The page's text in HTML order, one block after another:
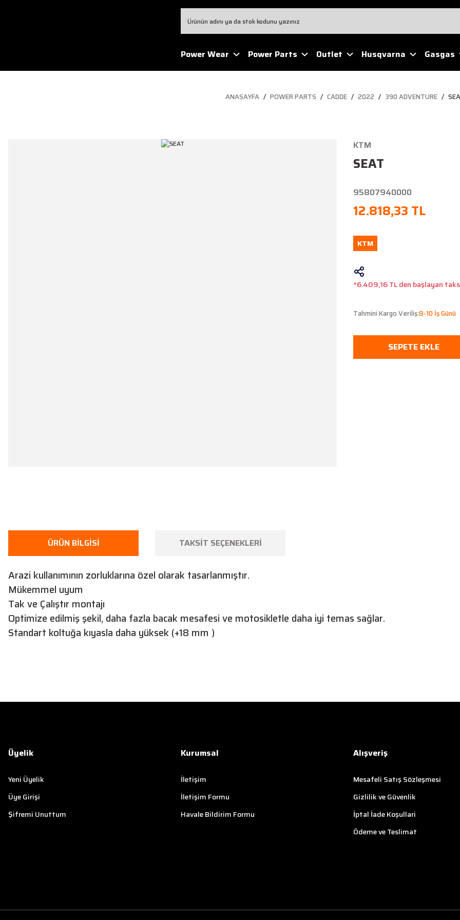
Power Wear Power Parts Outlet Husqvarna Gasgas
ANASAYFA POWER PARTS CADDE 2022 390 ADVENTURE
KTM
SEAT
95807940000
12.818,33 TL
KTM
*6.409,16 TL den başlayan
Tahmini Kargo Veriliş:8-10 İş Günü
SEPETE EKLE
ÜRÜN BILGISI TAKSIT SEÇENEKLERI
Arazi kullanımının zorluklarına özel olarak tasarlanmıştır.
Mükemmel uyum
Tak ve Çalıştır montajı
Optimize edilmiş şekil, daha fazla bacak mesafesi ve motosikletle daha iyi temas sağlar.
Standart koltuğa kıyasla daha yüksek (+18 mm )
Üyelik
Yeni Üyelik
Üye Girişi
Şifremi Unuttum
Kurumsal
İletişim
İletişim Formu
Havale Bildirim Formu
Alışveriş
Mesafeli Satış Sözleşmesi
Gizlilik ve Güvenlik
İptal İade Koşullari
Ödeme ve Teslimat